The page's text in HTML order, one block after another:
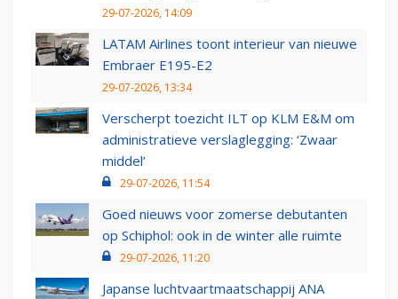
29-07-2026, 14:09
LATAM Airlines toont interieur van nieuwe
Embraer E195-E2
29-07-2026, 13:34
Verscherpt toezicht ILT op KLM E&M om
administratieve verslaglegging: ‘Zwaar
middel’
29-07-2026, 11:54
Goed nieuws voor zomerse debutanten
op Schiphol: ook in de winter alle ruimte
29-07-2026, 11:20
Japanse luchtvaartmaatschappij ANA